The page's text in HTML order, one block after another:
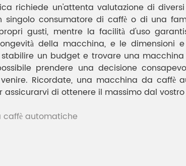
richiede un'attenta valutazione di
consumatore di caffè o di una
gusti, mentre la facilità d'uso
della macchina, e le dimensioni
un budget e trovare una
prendere una decisione
Ricordate, una macchina da caffè
di ottenere il massimo dal
automatiche